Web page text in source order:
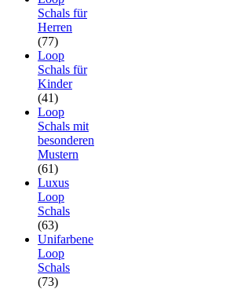
Schals für
Herren
(77)
Loop
Schals für
Kinder
(41)
Loop
Schals mit
besonderen
Mustern
(61)
Luxus
Loop
Schals
(63)
Unifarbene
Loop
Schals
(73)